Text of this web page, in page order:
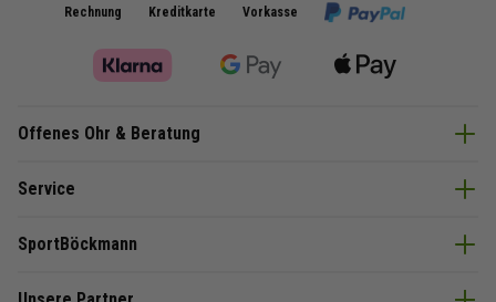
Rechnung Kreditkarte Vorkasse
Offenes Ohr & Beratung
Service
SportBöckmann